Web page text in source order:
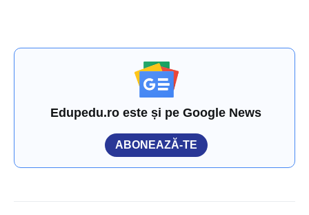
Edupedu.ro este și pe Google News
ABONEAZĂ-TE